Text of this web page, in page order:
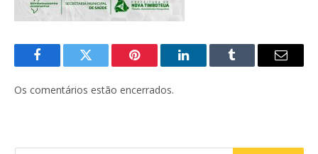
FacebookTwitter Pinterest LinkedInTumblr
E-
Os comentários estão encerrados.